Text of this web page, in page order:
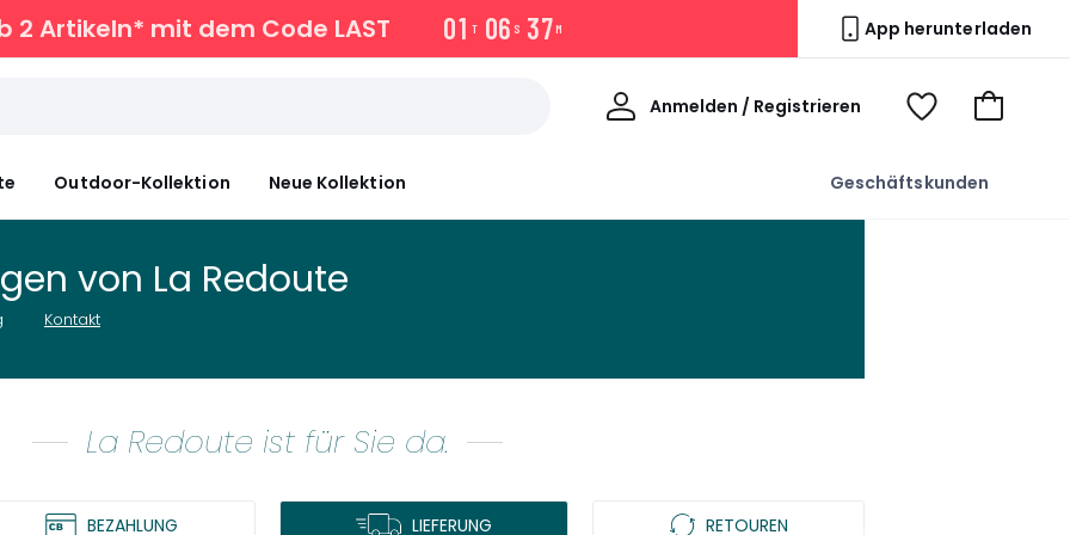
2 Artikeln* mit dem Code LAST 01 T 06 S 37M App herunterladen
Outdoor-Kollektion Neue Kollektion Geschäftskunden
Anmelden / Registrieren
Willkommen
Voir
Zum
von La Redoute
Kontakt
La Redoute ist für Sie da.
BEZAHLUNG LIEFERUNG RETOUREN